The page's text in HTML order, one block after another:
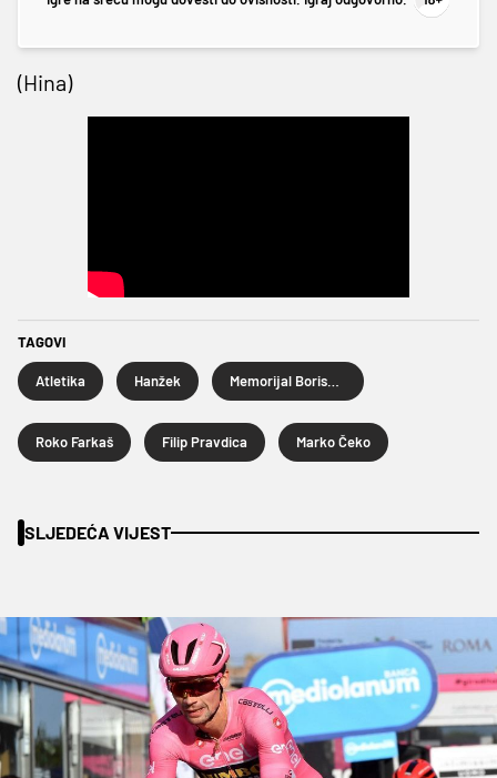
(Hina)
TAGOVI
Atletika Hanžek
Roko Farkaš Filip Pravdica Marko Čeko
SLJEDEĆA VIJEST